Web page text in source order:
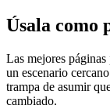
Úsala como
Las mejores
un escenario
trampa de asumir
cambiado.